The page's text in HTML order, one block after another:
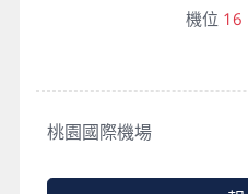
機位 16
桃園國際機場